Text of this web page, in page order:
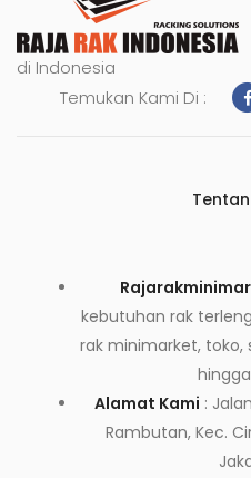
di Indonesia
Temukan Kami Di :
kebutuhan rak
rak minimarket, toko,
Alamat Kami :
Rambutan, Kec.